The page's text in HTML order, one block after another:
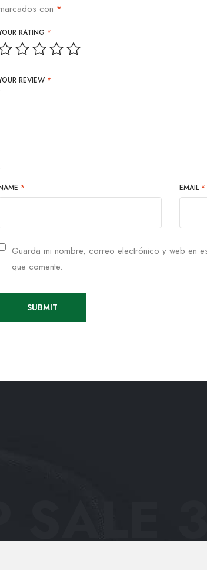
con *
RATING *
REVIEW *
* EMAIL *
Guarda mi nombre, correo electrónico y web en
que comente.
SALE